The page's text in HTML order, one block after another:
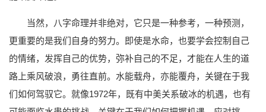
当然，八字命理并非绝对，它只是一种参考，一种预测，
更重要的是我们自身的努力。即使是水命，也要学会控制自己
的情绪，发挥自己的优势，弥补自己的不足，才能在人生的道
路上乘风破浪，勇往直前。水能载舟，亦能覆舟，关键在于我
们如何驾驭它。就像1972年，既有中美关系破冰的机遇，也有